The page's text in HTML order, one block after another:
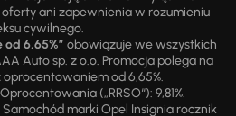
ani zapewnienia w rozumieniu
cywilnego.
6,65%” obowiązuje we wszystkich
Auto sp. z o.o. Promocja polega na
od 6,65%.
(„RRSO“): 9,81%.
marki Opel Insignia rocznik